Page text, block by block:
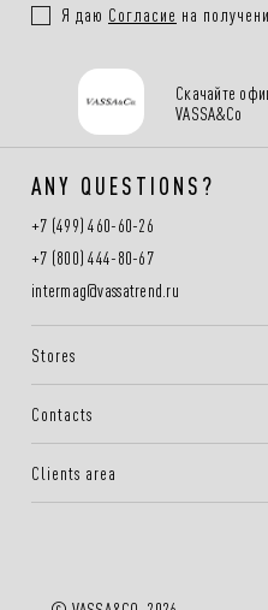
Я даю Согласие на
Скачайте
VASSA&Co
ANY QUESTIONS?
+7 (499) 460-60-26
+7 (800) 444-80-67
intermag@vassatrend.ru
Stores
Contacts
Clients area